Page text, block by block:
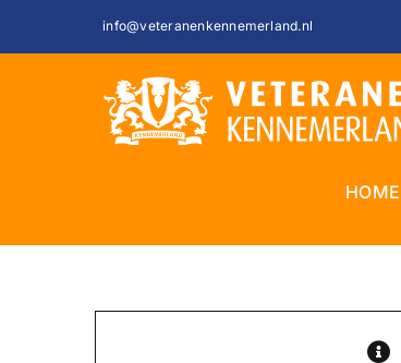
info@veteranenkennemerland.nl
HOME